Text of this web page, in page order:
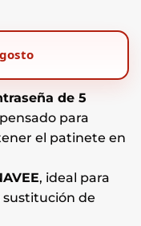
de 5
pensado para
el patinete en
, ideal para
de